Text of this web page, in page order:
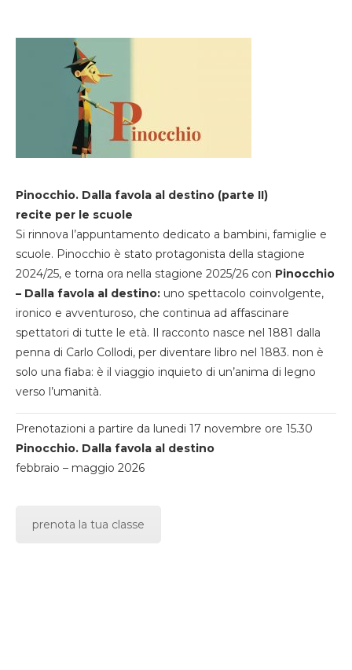
Pinocchio. Dalla favola al destino (parte II)
recite per le scuole
Si rinnova l’appuntamento dedicato a bambini, famiglie e
scuole. Pinocchio è stato protagonista della stagione
2024/25, e torna ora nella stagione 2025/26 con Pinocchio
– Dalla favola al destino: uno spettacolo coinvolgente,
ironico e avventuroso, che continua ad affascinare
spettatori di tutte le età. Il racconto nasce nel 1881 dalla
penna di Carlo Collodi, per diventare libro nel 1883. non è
solo una fiaba: è il viaggio inquieto di un’anima di legno
verso l’umanità.
Prenotazioni a partire da lunedi 17 novembre ore 15.30
Pinocchio. Dalla favola al destino
febbraio – maggio 2026
prenota la tua classe